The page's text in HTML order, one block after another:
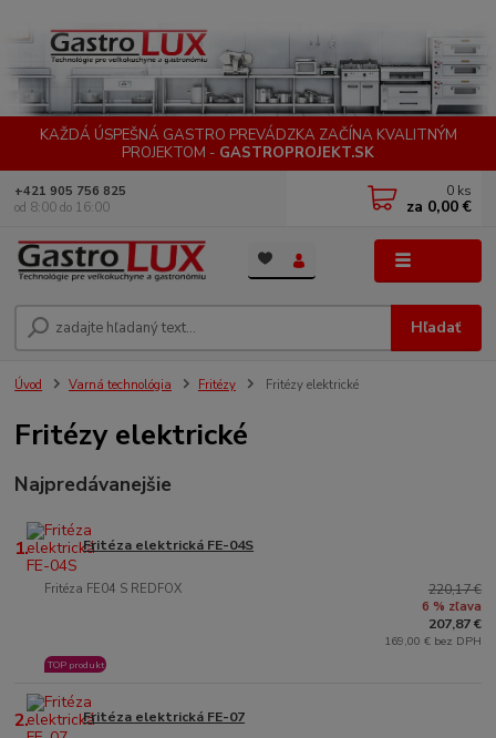
KAŽDÁ ÚSPEŠNÁ GASTRO PREVÁDZKA ZAČÍNA KVALITNÝM
PROJEKTOM - GASTROPROJEKT.SK
Hľadať
+421 905 756 825
od 8:00 do 16:00
0 ks
za 0,00 €
Úvod Varná technológia Fritézy Fritézy elektrické
Fritézy elektrické
Najpredávanejšie
1. Fritéza elektrická FE-04S
Fritéza FE04 S REDFOX
TOP produkt
220,17 €
6 % zľava
207,87 €
169,00 € bez DPH
2. Fritéza elektrická FE-07